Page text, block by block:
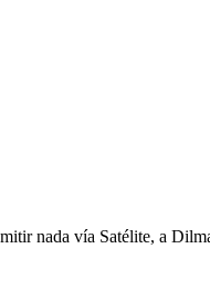
nada vía Satélite, a